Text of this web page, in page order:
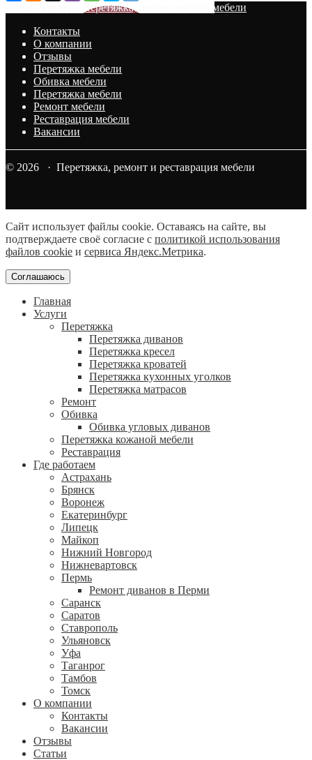
ДиванРемонт – Перетяжка, ремонт мягкой мебели
Контакты
О компании
Отзывы
Перетяжка мебели
Обивка мебели
Перетяжка мебели
Ремонт мебели
Реставрация мебели
Вакансии
© 2026 · Перетяжка, ремонт и реставрация мебели
Сайт использует файлы cookie. Оставаясь на сайте, вы
подтверждаете своё согласие с политикой использования
файлов cookie и сервиса Яндекс.Метрика.
Соглашаюсь
Главная
Услуги
Перетяжка
Перетяжка диванов
Перетяжка кресел
Перетяжка кроватей
Перетяжка кухонных уголков
Перетяжка матрасов
Ремонт
Обивка
Обивка угловых диванов
Перетяжка кожаной мебели
Реставрация
Где работаем
Астрахань
Брянск
Воронеж
Екатеринбург
Липецк
Майкоп
Нижний Новгород
Нижневартовск
Пермь
Ремонт диванов в Перми
Саранск
Саратов
Ставрополь
Ульяновск
Уфа
Таганрог
Тамбов
Томск
О компании
Контакты
Вакансии
Отзывы
Статьи